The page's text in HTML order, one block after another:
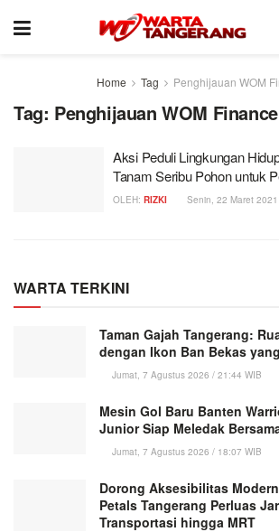
Home Tag Penghijauan WOM
Tag: Penghijauan WOM Finance
Aksi Peduli Lingkungan
Tanam Seribu Pohon untuk
OLEH: RIZKI Senin, 22 Maret
WARTA TERKINI
Taman Gajah Tangerang:
dengan Ikon Ban Bekas
Jumat, 7 Agustus 2026 / 21:44 WIB
Mesin Gol Baru Banten
Junior Siap Meledak
Jumat, 7 Agustus 2026 / 18:07 WIB
Dorong Aksesibilitas
Petals Tangerang Perluas
Transportasi hingga MRT